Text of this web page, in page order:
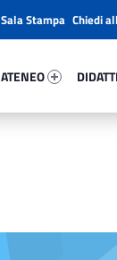
ATENEO
Sala Stampa Chiedi